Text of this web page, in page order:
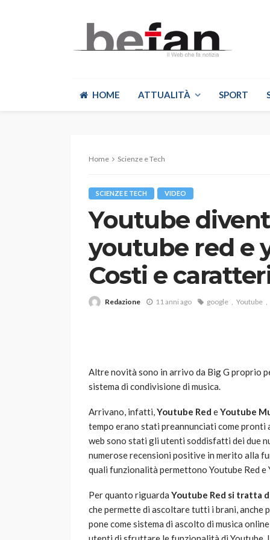
HOME ATTUALITÀ SPORT
Home Scienze e Tech
SCIENZE E TECH VIDEO
Youtube
youtube red e
Costi e
Redazione 11 anni ago google Youtube
Altre novità sono in arrivo da Big G proprio
sistema di condivisione di musica.
Arrivano, infatti,Youtube Red eYoutube
tempo erano stati preannunciati come pronti
web sono stati gli utenti soddisfatti dei due
numerose recensioni positive in merito alla
quali funzionalità permettono Youtube Red e
Per quanto riguarda Youtube Red si tratta
che permette di ascoltare tutti i brani, anche
pone come sistema di ascolto di musica
VARIE
Robot tagliaerba:
scegliere per il
god 1 anno ago